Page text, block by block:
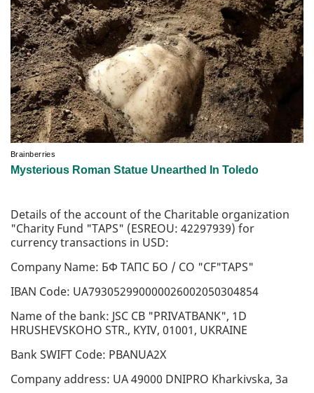
Details of the account of the Charitable organization
"Charity Fund "TAPS" (ESREOU: 42297939) for
currency transactions in USD:
Company Name: БФ TAПC БО / CO "CF"TAPS"
IBAN Code: UA793052990000026002050304854
Name of the bank: JSC CB "PRIVATBANK", 1D
HRUSHEVSKOHO STR., KYIV, 01001, UKRAINE
Bank SWIFT Code: PBANUA2X
Company address: UA 49000 DNIPRO Kharkivska, 3a